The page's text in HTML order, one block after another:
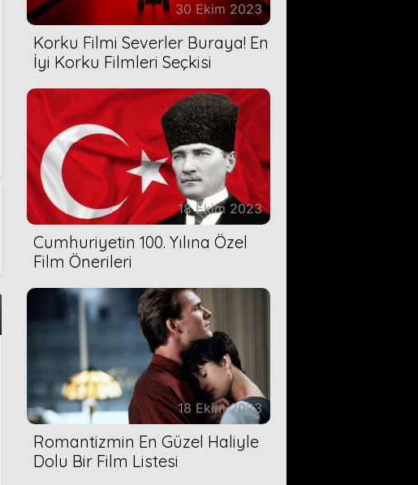
30 Ekim 2023
Korku Filmi Severler Buraya! En
İyi Korku Filmleri Seçkisi
18 Ekim 2023
Cumhuriyetin 100. Yılına Özel
Film Önerileri
18 Ekim 2023
Romantizmin En Güzel Haliyle
Dolu Bir Film Listesi